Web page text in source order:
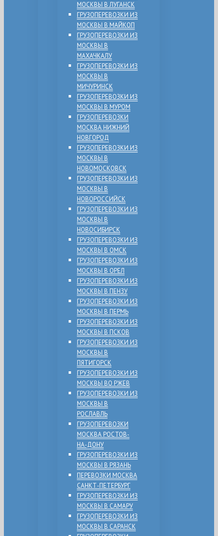
МОСКВЫ В ЛУГАНСК
ГРУЗОПЕРЕВОЗКИ ИЗ
МОСКВЫ В МАЙКОП
ГРУЗОПЕРЕВОЗКИ ИЗ
МОСКВЫ В
МАХАЧКАЛУ
ГРУЗОПЕРЕВОЗКИ ИЗ
МОСКВЫ В
МИЧУРИНСК
ГРУЗОПЕРЕВОЗКИ ИЗ
МОСКВЫ В МУРОМ
ГРУЗОПЕРЕВОЗКИ
МОСКВА НИЖНИЙ
НОВГОРОД
ГРУЗОПЕРЕВОЗКИ ИЗ
МОСКВЫ В
НОВОМОСКОВСК
ГРУЗОПЕРЕВОЗКИ ИЗ
МОСКВЫ В
НОВОРОССИЙСК
ГРУЗОПЕРЕВОЗКИ ИЗ
МОСКВЫ В
НОВОСИБИРСК
ГРУЗОПЕРЕВОЗКИ ИЗ
МОСКВЫ В ОМСК
ГРУЗОПЕРЕВОЗКИ ИЗ
МОСКВЫ В ОРЕЛ
ГРУЗОПЕРЕВОЗКИ ИЗ
МОСКВЫ В ПЕНЗУ
ГРУЗОПЕРЕВОЗКИ ИЗ
МОСКВЫ В ПЕРМЬ
ГРУЗОПЕРЕВОЗКИ ИЗ
МОСКВЫ В ПСКОВ
ГРУЗОПЕРЕВОЗКИ ИЗ
МОСКВЫ В
ПЯТИГОРСК
ГРУЗОПЕРЕВОЗКИ ИЗ
МОСКВЫ ВО РЖЕВ
ГРУЗОПЕРЕВОЗКИ ИЗ
МОСКВЫ В
РОСЛАВЛЬ
ГРУЗОПЕРЕВОЗКИ
МОСКВА РОСТОВ-
НА-ДОНУ
ГРУЗОПЕРЕВОЗКИ ИЗ
МОСКВЫ В РЯЗАНЬ
ПЕРЕВОЗКИ МОСКВА
САНКТ-ПЕТЕРБУРГ
ГРУЗОПЕРЕВОЗКИ ИЗ
МОСКВЫ В САМАРУ
ГРУЗОПЕРЕВОЗКИ ИЗ
МОСКВЫ В САРАНСК